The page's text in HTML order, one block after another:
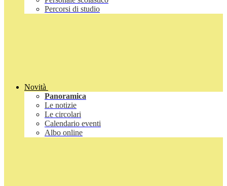
Percorsi di studio
Novità
Panoramica
Le notizie
Le circolari
Calendario eventi
Albo online